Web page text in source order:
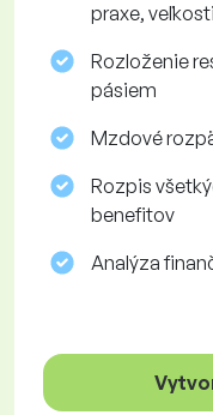
praxe,
Rozloženie
pásiem
Mzdové
Rozpis
benefitov
Analýza